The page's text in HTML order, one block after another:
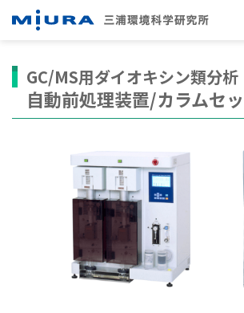
GC/MS用ダイオキシン類分析
自動前処理装置/カラムセ